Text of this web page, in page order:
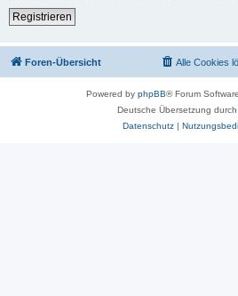
Registrieren
Foren-Übersicht Alle Cookies
Powered by phpBB® Forum
Deutsche Übersetzung durch
Datenschutz|